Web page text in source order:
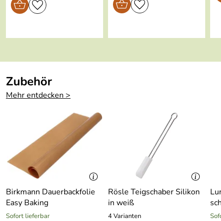
GMBHGeschäftsführer, WMF Platz 1, 73312 Geislingen,
info@wmf.de
Verifizierte Bewertung
Kaufdatum: 18.12.2013
Zubehör
Mehr entdecken >
Birkmann Dauerbackfolie
Easy Baking
Sofort lieferbar
Rösle Teigschaber Silikon
in weiß
4 Varianten